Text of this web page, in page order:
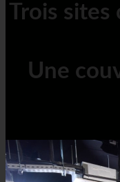
Trois sites
Une